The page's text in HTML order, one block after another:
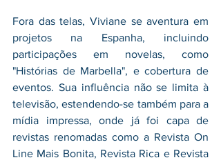
Fora das telas, Viviane se aventura em
projetos na Espanha, incluindo
participações em novelas, como
"Histórias de Marbella", e cobertura de
eventos. Sua influência não se limita à
televisão, estendendo-se também para a
mídia impressa, onde já foi capa de
revistas renomadas como a Revista On
Line Mais Bonita, Revista Rica e Revista